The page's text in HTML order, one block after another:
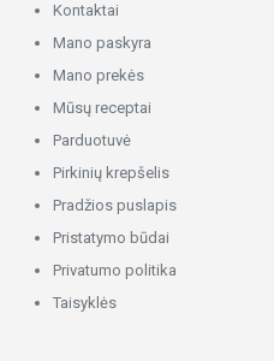
Kontaktai
Mano paskyra
Mano prekės
Mūsų receptai
Parduotuvė
Pirkinių krepšelis
Pradžios puslapis
Pristatymo būdai
Privatumo politika
Taisyklės